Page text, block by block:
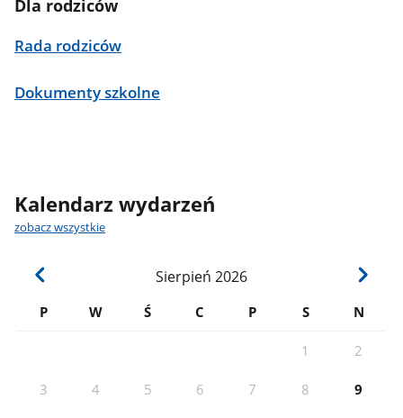
Dla rodziców
Rada rodziców
Dokumenty szkolne
Kalendarz wydarzeń
zobacz wszystkie
Sierpień 2026
P W Ś C P S N
1 2
3 4 5 6 7 8 9